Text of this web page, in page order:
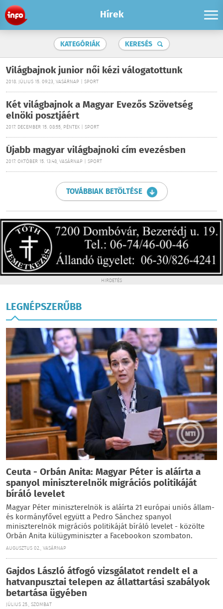
Hírek
KATEGÓRIÁK KERESÉS
Világbajnok junior női kézi válogatottunk
2018. JÚLIUS 15. 09:23, VASÁRNAP | SPORT
Két világbajnok a Magyar Evezős Szövetség
elnöki posztjáért
2017. DECEMBER 15. 08:55, PÉNTEK | SPORT
Újabb magyar világbajnoki cím evezésben
2017. OKTÓBER 15. 13:48, VASÁRNAP | SPORT
TOVÁBBIAK BETÖLTÉSE
HIRDETÉS
LEGNÉPSZERŰBB
Ceuta - Orbán Anita: Magyar Péter is aláírta a
spanyol miniszterelnök migrációs politikáját
bíráló levelet
Magyar Péter miniszterelnök is aláírta 21 európai uniós állam-
és kormányfővel együtt a Pedro Sánchez spanyol
miniszterelnök migrációs politikáját bíráló levelet - közölte
Orbán Anita külügyminiszter a Facebookon szombaton.
AUGUSZTUS 02., VASÁRNAP
Gajdos László átfogó vizsgálatot rendelt el a
hatvanpusztai telepen az állattartási szabályok
betartása ügyében
JÚLIUS 25., SZOMBAT